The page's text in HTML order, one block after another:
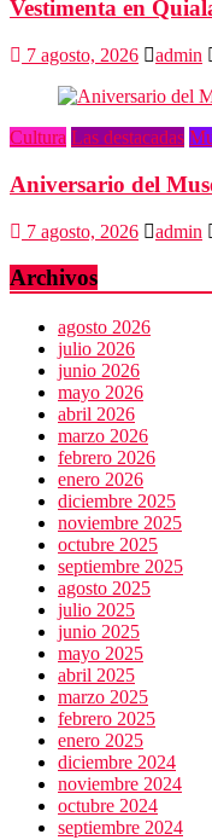
Vestimenta en
7 agosto, 2026 admin
Cultura Las destacadas
Aniversario del
7 agosto, 2026 admin
Archivos
agosto 2026
julio 2026
junio 2026
mayo 2026
abril 2026
marzo 2026
febrero 2026
enero 2026
diciembre 2025
noviembre 2025
octubre 2025
septiembre 2025
agosto 2025
julio 2025
junio 2025
mayo 2025
abril 2025
marzo 2025
febrero 2025
enero 2025
diciembre 2024
noviembre 2024
octubre 2024
septiembre 2024